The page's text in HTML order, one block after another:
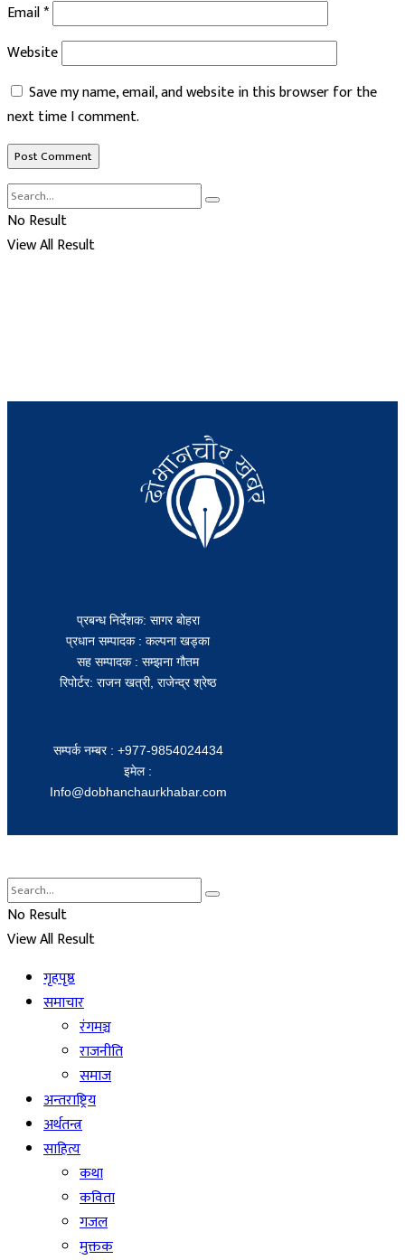
Email*
Website
Save my name, email, and website in this browser for the
next time I comment.
No Result
View All Result
प्रबन्ध निर्देशक: सागर बोहरा
प्रधान सम्पादक : कल्पना खड्का
सह सम्पादक : सम्झना गौतम
रिपोर्टर: राजन खत्री, राजेन्द्र श्रेष्ठ
सम्पर्क नम्बर : +977-9854024434
इमेल :
Info@dobhanchaurkhabar.com
No Result
View All Result
गृहपृष्ठ
समाचार
रंगमञ्च
राजनीति
समाज
अन्तराष्ट्रिय
अर्थतन्त्र
साहित्य
कथा
कविता
गजल
मुक्तक